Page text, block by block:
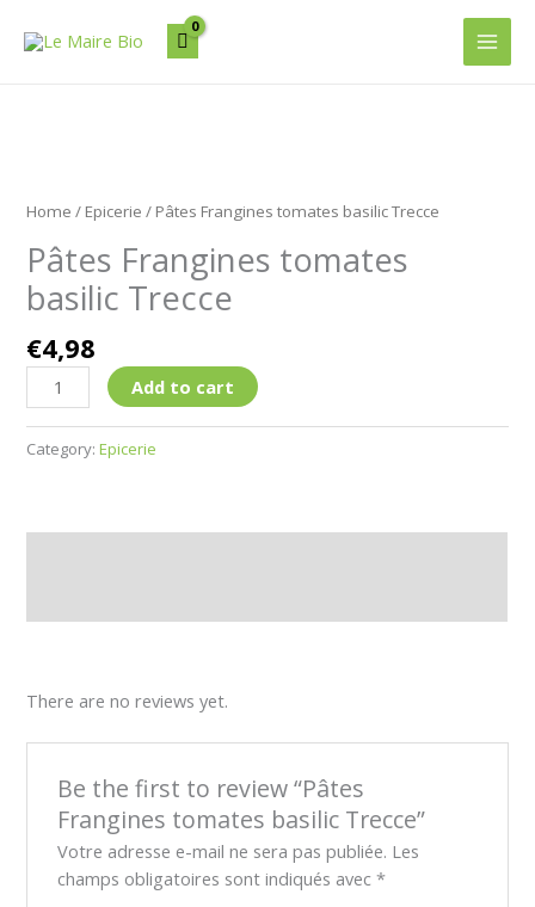
Main
Home / Epicerie / Pâtes Frangines tomates basilic Trecce
Pâtes Frangines tomates
basilic Trecce
€4,98
Frangines
basilic
Trecce
quantity
Add to cart
Category:Epicerie
There are no reviews yet.
Be the first to review “Pâtes
Frangines tomates basilic Trecce”
Votre adresse e-mail ne sera pas publiée. Les
champs obligatoires sont indiqués avec *